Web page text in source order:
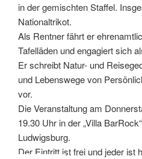
in der gemischten Staffel.
Nationaltrikot.
Als Rentner fährt er
Tafelläden und engagiert sich
Er schreibt Natur- und
und Lebenswege von
vor.
Die Veranstaltung am
19.30 Uhr in der „Villa
Ludwigsburg.
Der Eintritt ist frei und jeder